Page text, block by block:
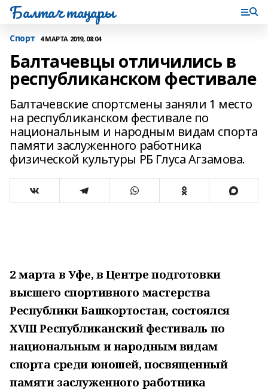
Балтач таңнары
Спорт 4 МАРТА 2019, 08:04
Балтачевцы отличились в
республиканском фестивале
Балтачевские спортсмены заняли 1 место
на республиканском фестивале по
национальным и народным видам спорта
памяти заслуженного работника
физической культуры РБ Глуса Агзамова.
2 марта в Уфе, в Центре подготовки
высшего спортивного мастерства
Республики Башкортостан, состоялся
XVIII Республиканский фестиваль по
национальным и народным видам
спорта среди юношей, посвященный
памяти заслуженного работника